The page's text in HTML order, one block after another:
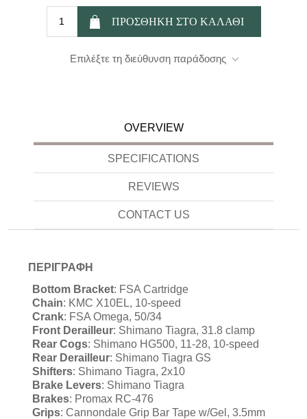
Επιλέξτε τη διεύθυνση παράδοσης
OVERVIEW
SPECIFICATIONS
REVIEWS
CONTACT US
ΠΕΡΙΓΡΑΦΗ
Bottom Bracket: FSA Cartridge
Chain: KMC X10EL, 10-speed
Crank: FSA Omega, 50/34
Front Derailleur: Shimano Tiagra, 31.8 clamp
Rear Cogs: Shimano HG500, 11-28, 10-speed
Rear Derailleur: Shimano Tiagra GS
Shifters: Shimano Tiagra, 2x10
Brake Levers: Shimano Tiagra
Brakes: Promax RC-476
Grips:Cannondale Grip Bar Tape w/Gel, 3.5mm